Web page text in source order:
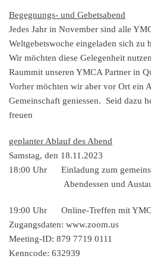
Begegnungs- und Gebetsabend
Jedes Jahr in November sind alle
Weltgebetswoche eingeladen sich zu
Wir möchten diese Gelegenheit
Raummit unseren YMCA Partner in
Vorher möchten wir aber vor Ort ein
Gemeinschaft geniessen. Seid dazu
freuen
geplanter Ablauf des Abend
Samstag, den 18.11.2023
18:00 Uhr Einladung zum
Abendessen und
19:00 Uhr Online-Treffen mit
Zugangsdaten: www.zoom.us
Meeting-ID: 879 7719 0111
Kenncode: 632939